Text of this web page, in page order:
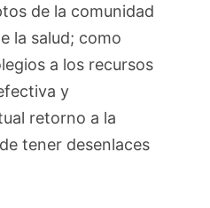
de la comunidad
la salud; como
a los recursos
y
retorno a la
tener desenlaces